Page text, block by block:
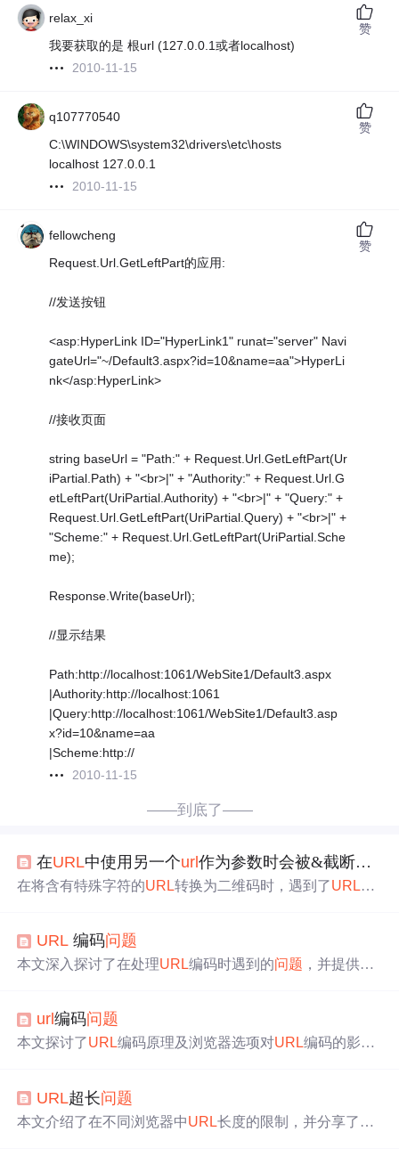
relax_xi
我要获取的是 根url (127.0.0.1或者localhost)
2010-11-15
赞
q107770540
C:\WINDOWS\system32\drivers\etc\hosts
localhost 127.0.0.1
2010-11-15
赞
fellowcheng
Request.Url.GetLeftPart的应用:
//发送按钮
<asp:HyperLink ID="HyperLink1" runat="server" Navi
gateUrl="~/Default3.aspx?id=10&name=aa">HyperLi
nk</asp:HyperLink>
//接收页面
string baseUrl = "Path:" + Request.Url.GetLeftPart(Ur
iPartial.Path) + "<br>|" + "Authority:" + Request.Url.G
etLeftPart(UriPartial.Authority) + "<br>|" + "Query:" +
Request.Url.GetLeftPart(UriPartial.Query) + "<br>|" +
"Scheme:" + Request.Url.GetLeftPart(UriPartial.Sche
me);
Response.Write(baseUrl);
//显示结果
Path:http://localhost:1061/WebSite1/Default3.aspx
|Authority:http://localhost:1061
|Query:http://localhost:1061/WebSite1/Default3.asp
x?id=10&name=aa
|Scheme:http://
2010-11-15
赞
——到底了——
在URL中使用另一个url作为参数时会被&截断的
在将含有特殊字符的URL转换为二维码时，遇到了URL中
ponent函数对URL进行编码。
URL 编码问题
本文深入探讨了在处理URL编码时遇到的问题 ，并提供了
url编码问题
本文探讨了URL编码原理及浏览器选项对URL编码的影
决方案。
URL超长问题
本文介绍了在不同浏览器中URL长度的限制，并分享了一